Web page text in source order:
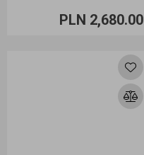
PLN 2,680.00